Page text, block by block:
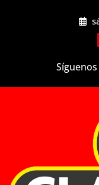
Síguenos